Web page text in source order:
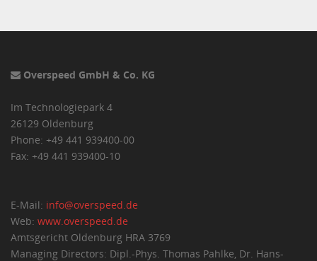
Overspeed GmbH & Co. KG
Im Technologiepark 4
26129 Oldenburg
Phone: +49 441 939400-00
Fax: +49 441 939400-10
E-Mail: info@overspeed.de
Web: www.overspeed.de
Amtsgericht Oldenburg HRA 3769
Managing Directors: Dipl.-Phys. Thomas Pahlke, Dr. Hans-